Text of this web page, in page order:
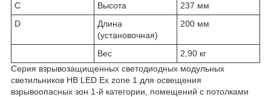
C
Высота
237 мм
D
Длина
(установочная)
200 мм
Вес
2,90 кг
Серия взрывозащищенных светодиодных модульных
светильников HB LED Ex zone 1 для освещения
взрывоопасных зон 1-й категории, помещений c потолками